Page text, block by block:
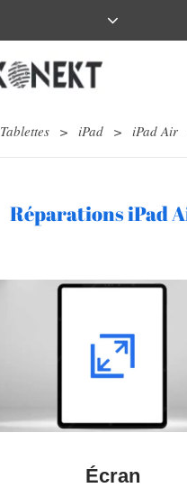
Tablettes > iPad > iPad Air
Réparations iPad
Écran